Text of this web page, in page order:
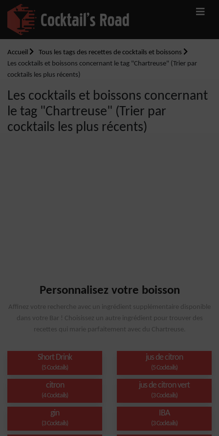
Accueil
Tous les tags des recettes de cocktails et boissons
Les cocktails et boissons concernant le tag "Chartreuse" (Trier par
cocktails les plus récents)
Les cocktails et boissons concernant
le tag "Chartreuse" (Trier par
cocktails les plus récents)
Personnalisez votre boisson
Affinez votre recherche avec un ingrédient supplémentaire disponible
dans votre Bar ! Choisissez un autre ingrédient pour trouver des
recettes qui marie parfaitement avec du Chartreuse.
Short Drink
(5 Cocktails)
jus de citron
(5 Cocktails)
citron
(4 Cocktails)
jus de citron vert
(3 Cocktails)
gin
(3 Cocktails)
IBA
(3 Cocktails)